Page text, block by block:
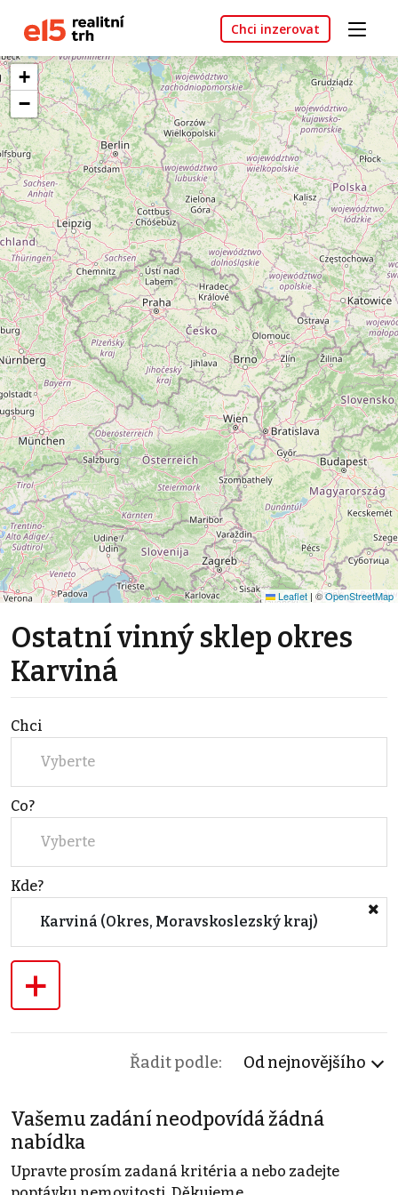
Chci inzerovat
+
−
Leaflet | ©OpenStreetMap
Ostatní vinný sklep okres
Karviná
Chci
Vyberte
Co?
Vyberte
Kde?
Karviná (Okres, Moravskoslezský kraj)
+
Řadit podle: Od nejnovějšího
Vašemu zadání neodpovídá žádná
nabídka
Upravte prosím zadaná kritéria a nebo zadejte